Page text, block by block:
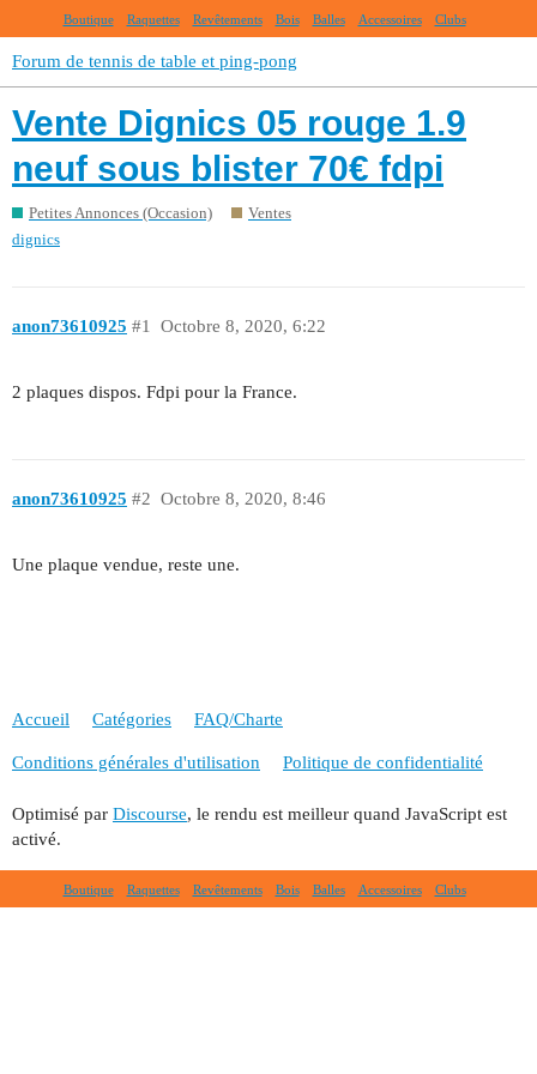
Boutique Raquettes Revêtements Bois Balles Accessoires Clubs
Forum de tennis de table et ping-pong
Vente Dignics 05 rouge 1.9
neuf sous blister 70€ fdpi
Petites Annonces (Occasion)
Ventes
dignics
anon73610925 Octobre 8, 2020, 6:22
#1
2 plaques dispos. Fdpi pour la France.
anon73610925 Octobre 8, 2020, 8:46
#2
Une plaque vendue, reste une.
Accueil Catégories FAQ/Charte
Conditions générales d'utilisation Politique de confidentialité
Optimisé par Discourse, le rendu est meilleur quand JavaScript est
activé.
Boutique Raquettes Revêtements Bois Balles Accessoires Clubs